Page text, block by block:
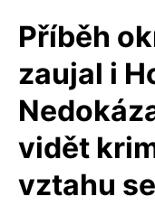
Příběh
zaujal i
vidět
vztahu